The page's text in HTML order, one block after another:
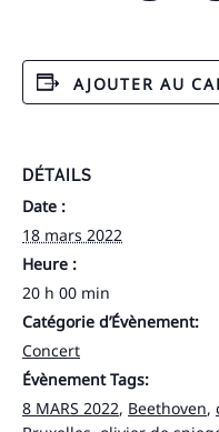
AJOUTER AU
DÉTAILS
Date :
18 mars 2022
Heure :
20 h 00 min
Catégorie d’Évènement:
Concert
Évènement Tags:
8 MARS 2022, Beethoven,